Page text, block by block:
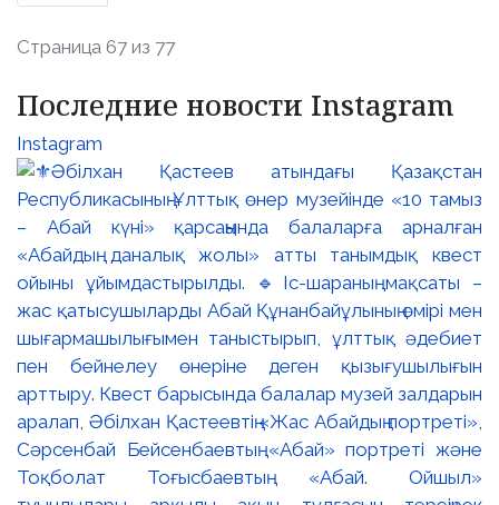
Страница 67 из 77
Последние новости Instagram
Instagram